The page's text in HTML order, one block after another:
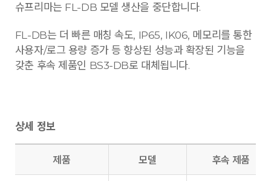
슈프리마는 FL-DB 모델 생산을 중단합니다.
FL-DB는 더 빠른 매칭 속도, IP65, IK06, 메모리를 통한
사용자/로그 용량 증가 등 향상된 성능과 확장된 기능을
갖춘 후속 제품인 BS3-DB로 대체됩니다.
상세 정보
제품 모델 후속 제품